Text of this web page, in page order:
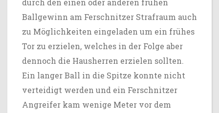
Ballgewinn am Ferschnitzer Strafraum auch
zu Möglichkeiten eingeladen um ein frühes
Tor zu erzielen, welches in der Folge aber
dennoch die Hausherren erzielen sollten.
Ein langer Ball in die Spitze konnte nicht
verteidigt werden und ein Ferschnitzer
Angreifer kam wenige Meter vor dem